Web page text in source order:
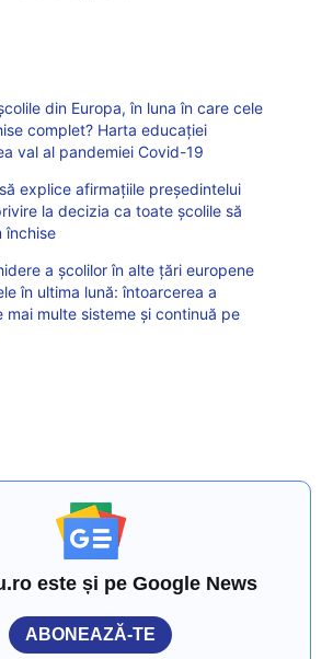
din Europa, în luna în care cele
complet? Harta educației
val al pandemiei Covid-19
explice afirmațiile președintelui
la decizia ca toate școlile să
închise
a școlilor în alte țări europene
în ultima lună: întoarcerea a
mai multe sisteme și continuă pe
este și pe Google News
ABONEAZĂ-TE